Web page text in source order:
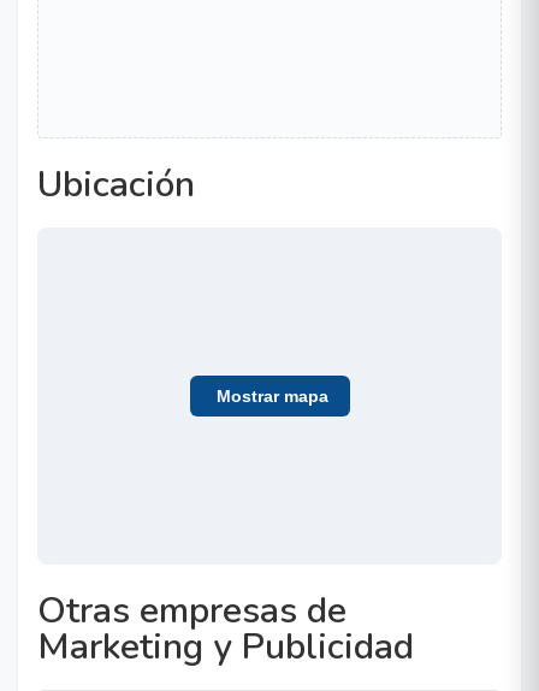
Ubicación
Mostrar mapa
Otras empresas de
Marketing y Publicidad